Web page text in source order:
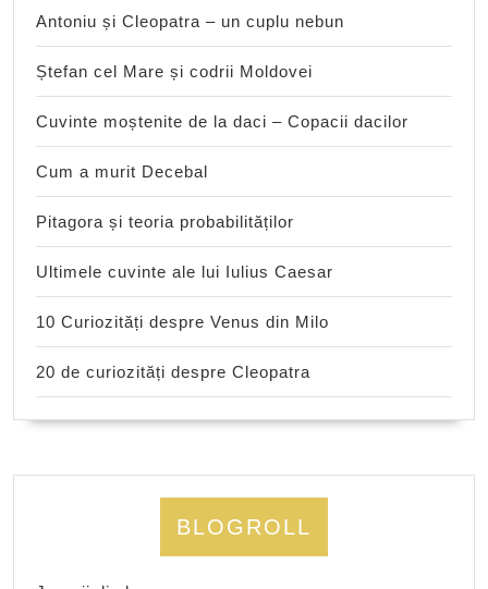
Antoniu și Cleopatra – un cuplu nebun
Ștefan cel Mare și codrii Moldovei
Cuvinte moștenite de la daci – Copacii dacilor
Cum a murit Decebal
Pitagora și teoria probabilităților
Ultimele cuvinte ale lui Iulius Caesar
10 Curiozități despre Venus din Milo
20 de curiozități despre Cleopatra
BLOGROLL